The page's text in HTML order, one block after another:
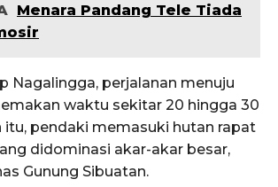
Menara Pandang Tele Tiada
Nagalingga, perjalanan menuju
waktu sekitar 20 hingga 30
itu, pendaki memasuki hutan rapat
didominasi akar-akar besar,
Gunung Sibuatan.